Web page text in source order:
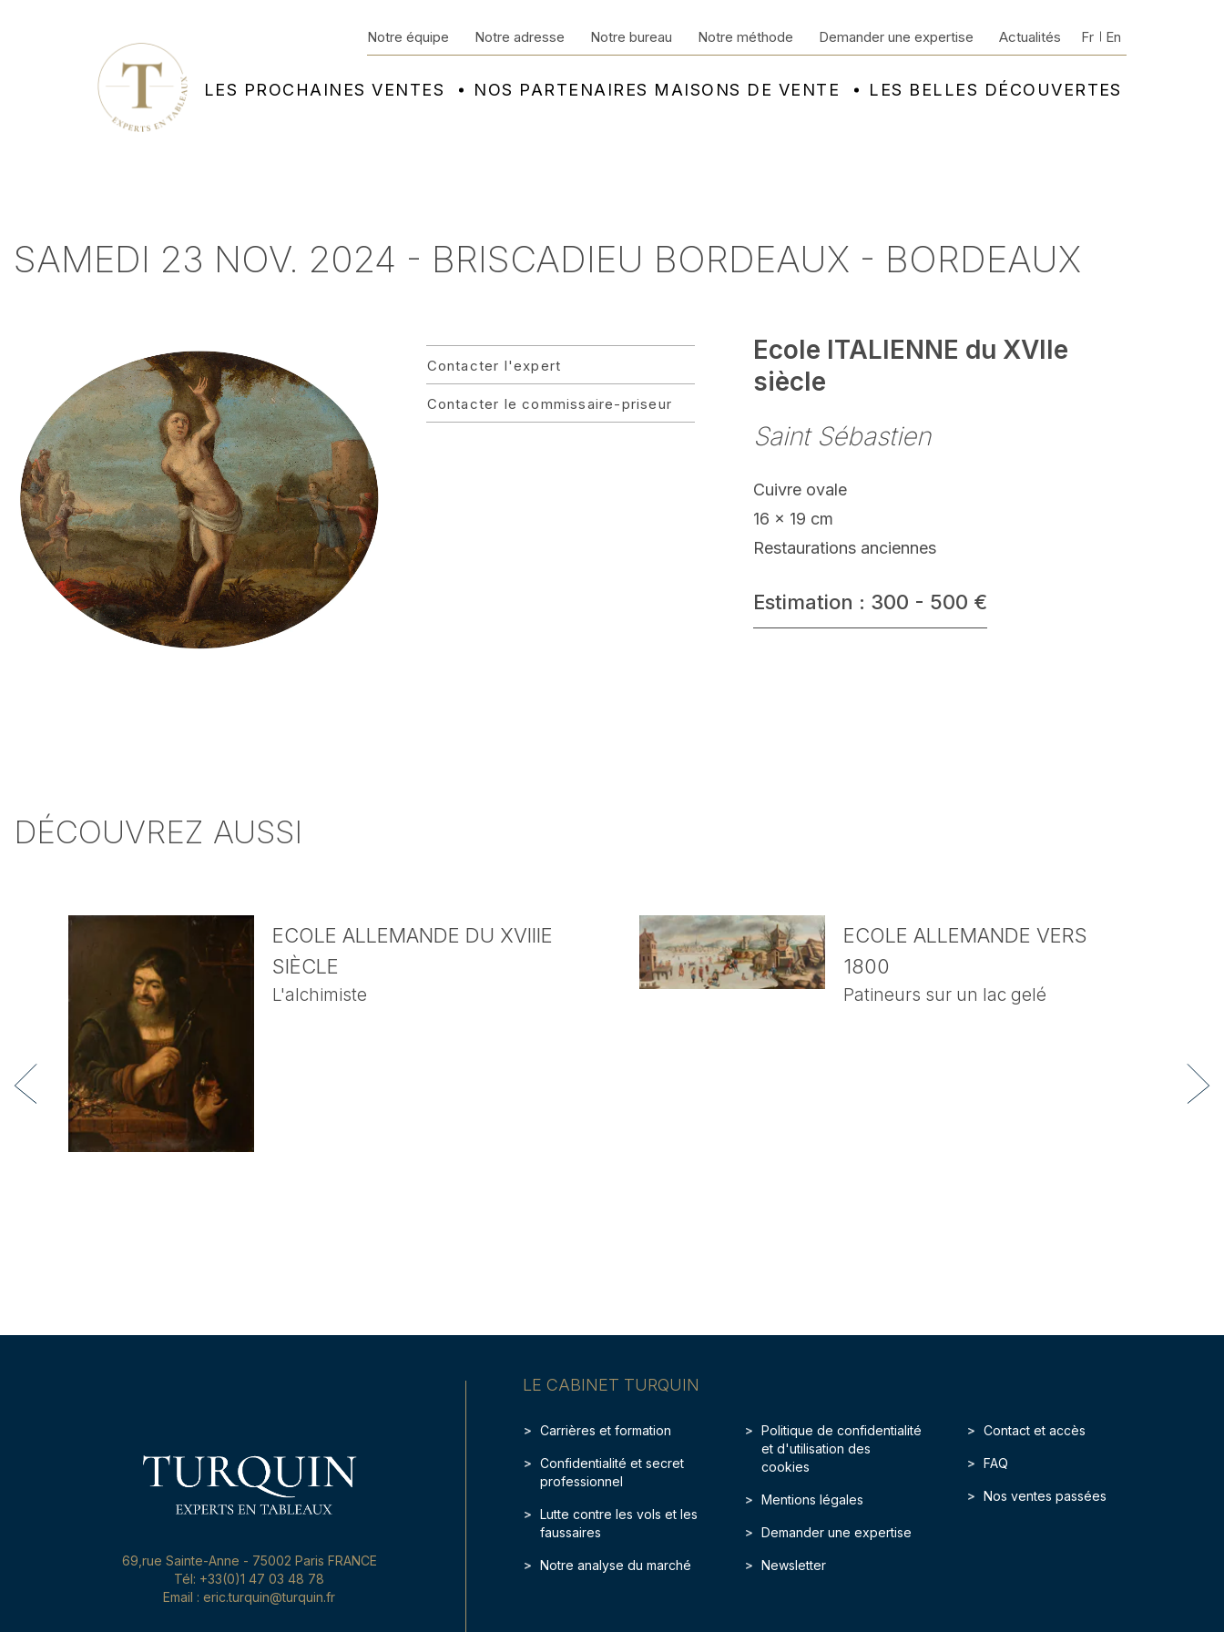
LES PROCHAINES VENTES NOS PARTENAIRES MAISONS DE VENTE LES BELLES DÉCOUVERTES
Notre équipe Notre adresse Notre bureau Notre méthode Demander une expertise Actualités Fr En
SAMEDI 23 NOV. 2024 - BRISCADIEU BORDEAUX - BORDEAUX
Contacter l'expert
Contacter le commissaire-priseur
Ecole ITALIENNE du XVIIe
siècle
Saint Sébastien
Cuivre ovale
16 x 19 cm
Restaurations anciennes
Estimation : 300 - 500 €
DÉCOUVREZ AUSSI
ECOLE ALLEMANDE DU XVIIIE
SIÈCLE
L'alchimiste
ECOLE ALLEMANDE VERS
1800
Patineurs sur un lac gelé
LE CABINET TURQUIN
Carrières et formation
Confidentialité et secret
professionnel
Lutte contre les vols et les
faussaires
Notre analyse du marché
Politique de confidentialité
et d'utilisation des
cookies
Mentions légales
Demander une expertise
Newsletter
Contact et accès
FAQ
Nos ventes passées
69,rue Sainte-Anne - 75002 Paris FRANCE
Tél: +33(0)1 47 03 48 78
Email : eric.turquin@turquin.fr